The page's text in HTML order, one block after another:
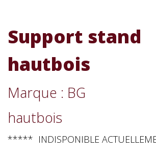
Support stand
hautbois
Marque : BG
hautbois
***** INDISPONIBLE